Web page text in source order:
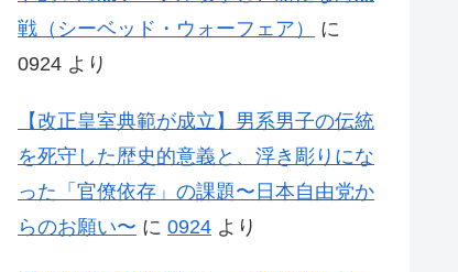
戦（シーベッド・ウォーフェア）
に
0924 より
【改正皇室典範が成立】男系男子の伝統
を死守した歴史的意義と、浮き彫りにな
った「官僚依存」の課題〜日本自由党か
らのお願い〜 に 0924 より